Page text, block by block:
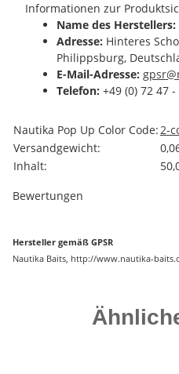
Informationen zur
Name des Herstellers:
Adresse: Hinteres
Philippsburg,
E-Mail-Adresse:
Telefon: +49 (0) 72 47
Produkteigenschaft
Wert
Nautika Pop Up Color Code:2-
Versandgewicht:
Inhalt:
Bewertungen
Hersteller gemäß GPSR
Nautika Baits, http://www.nautika-